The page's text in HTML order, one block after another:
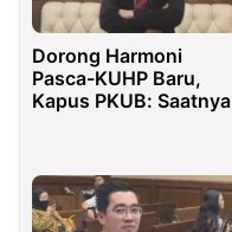
Dorong Harmoni
Pasca-KUHP Baru,
Kapus PKUB: Saatnya